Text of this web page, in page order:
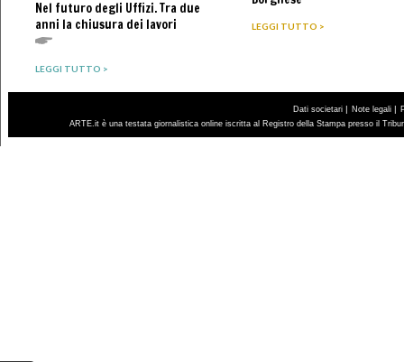
Nel futuro degli Uffizi. Tra due
anni la chiusura dei lavori
LEGGI TUTTO >
LEGGI TUTTO >
Dati societari | Note legali |
ARTE.it è una testata giornalistica online iscritta al Registro della Stampa presso il